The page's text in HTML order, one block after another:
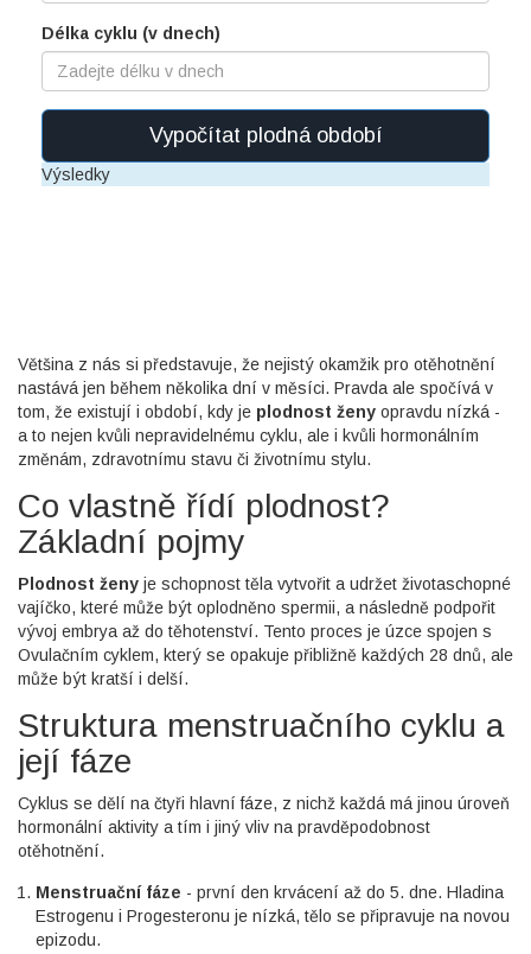
Délka cyklu (v dnech)
Vypočítat plodná období
Výsledky
Většina z nás si představuje, že nejistý okamžik pro otěhotnění
nastává jen během několika dní v měsíci. Pravda ale spočívá v
tom, že existují i období, kdy je plodnost ženy opravdu nízká -
a to nejen kvůli nepravidelnému cyklu, ale i kvůli hormonálním
změnám, zdravotnímu stavu či životnímu stylu.
Co vlastně řídí plodnost?
Základní pojmy
Plodnost ženy je schopnost těla vytvořit a udržet životaschopné
vajíčko, které může být oplodněno spermii, a následně podpořit
vývoj embrya až do těhotenství. Tento proces je úzce spojen s
Ovulačním cyklem, který se opakuje přibližně každých 28 dnů, ale
může být kratší i delší.
Struktura menstruačního cyklu a
její fáze
Cyklus se dělí na čtyři hlavní fáze, z nichž každá má jinou úroveň
hormonální aktivity a tím i jiný vliv na pravděpodobnost
otěhotnění.
Menstruační fáze - první den krvácení až do 5. dne. Hladina
Estrogenu i Progesteronu je nízká, tělo se připravuje na novou
epizodu.